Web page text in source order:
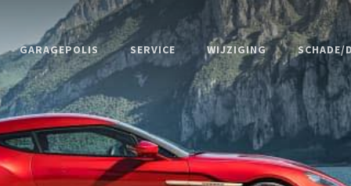
GARAGEPOLIS SERVICE WIJZIGING SCHADE/